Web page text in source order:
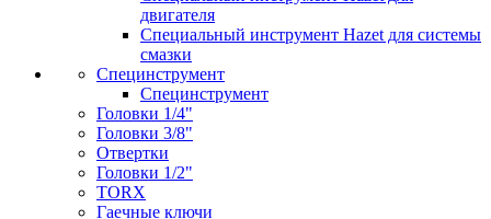
двигателя
Специальный инструмент Hazet для системы
смазки
Специнструмент
Специнструмент
Головки 1/4"
Головки 3/8"
Отвертки
Головки 1/2"
TORX
Гаечные ключи